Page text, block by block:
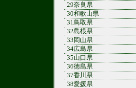
29奈良県
30和歌山県
31鳥取県
32島根県
33岡山県
34広島県
35山口県
36徳島県
37香川県
38愛媛県